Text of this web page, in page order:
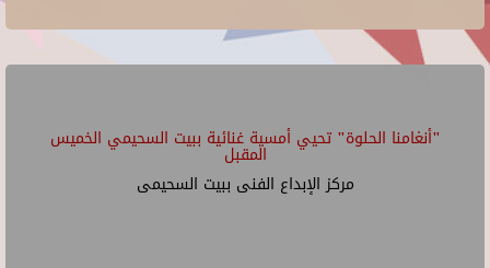
"أنغامنا الحلوة" تحيي أمسية غنائية ببيت السحيمي الخميس
المقبل
مركز الإبداع الفنى ببيت السحيمى